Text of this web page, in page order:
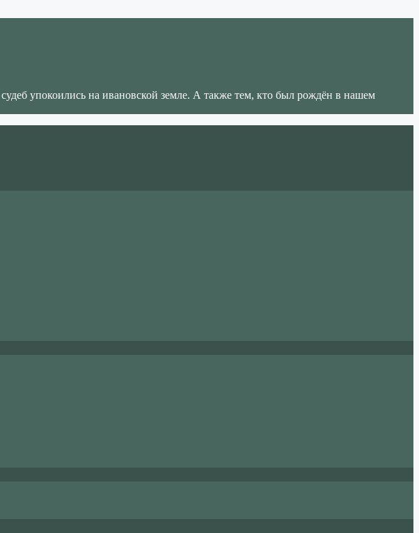
упокоились на ивановской земле. А также тем, кто был рождён в нашем